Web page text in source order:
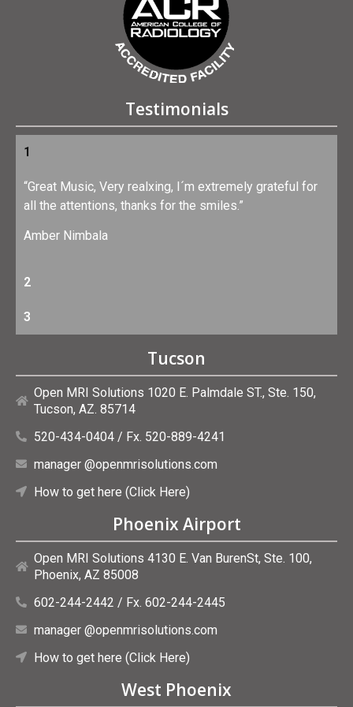
Testimonials
1
“Great Music, Very realxing, I´m extremely grateful for
all the attentions, thanks for the smiles.”
Amber Nimbala
2
3
Tucson
Open MRI Solutions 1020 E. Palmdale ST., Ste. 150,
Tucson, AZ. 85714
520-434-0404 / Fx. 520-889-4241
manager @openmrisolutions.com
How to get here (Click Here)
Phoenix Airport
Open MRI Solutions 4130 E. Van BurenSt, Ste. 100,
Phoenix, AZ 85008
602-244-2442 / Fx. 602-244-2445
manager @openmrisolutions.com
How to get here (Click Here)
West Phoenix